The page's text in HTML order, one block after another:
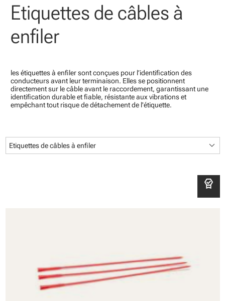
Etiquettes de câbles à
enfiler
les étiquettes à enfiler sont conçues pour l’identification des
conducteurs avant leur terminaison. Elles se positionnent
directement sur le câble avant le raccordement, garantissant une
identification durable et fiable, résistante aux vibrations et
empêchant tout risque de détachement de l'étiquette.
Etiquettes de câbles à enfiler keyboard_arrow_down
editor_choice